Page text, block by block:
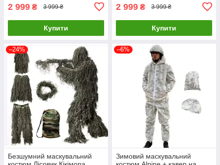
2 999 ₴ 3 999 ₴
Купити
2 999 ₴ 3 999 ₴
Купити
–24%
Безшумний маскувальний
–6%
Зимовий маскувальний